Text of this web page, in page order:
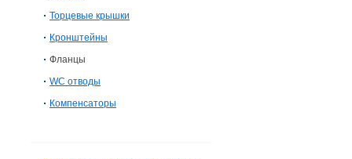
Торцевые крышки
Кронштейны
Фланцы
WC отводы
Компенсаторы